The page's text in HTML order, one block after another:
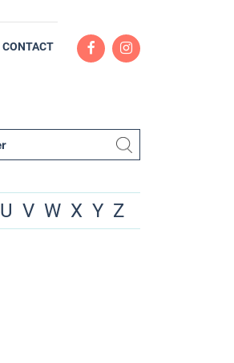
CONTACT
U V W X Y Z